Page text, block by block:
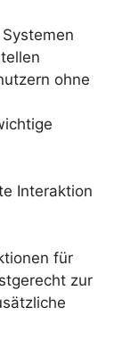
ohne
Interaktion
für
zur